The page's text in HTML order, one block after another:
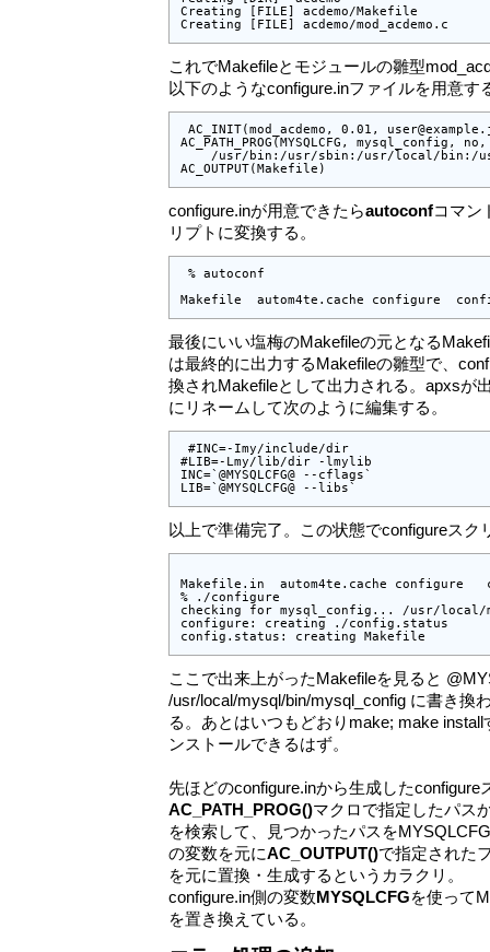
Creating [FILE] acdemo/Makefile
Creating [FILE] acdemo/mod_acdemo.c
これでMakefileとモジュールの雛型
以下のようなconfigure.inファイルを用意す
AC_INIT(mod_acdemo, 0.01,
AC_PATH_PROG(MYSQLCFG, mysql_config, no,
/usr/bin:/usr/sbin:/usr/local/bin:/
AC_OUTPUT(Makefile)
configure.inが用意できたらautoconfコマン
リプトに変換する。
% autoconf
Makefile  autom4te.cache configure
最後にいい塩梅のMakefileの元となる
は最終的に出力するMakefileの雛型で、
換されMakefileとして出力される。apxsが
にリネームして次のように編集する。
#INC=-Imy/include/dir
#LIB=-Lmy/lib/dir -lmylib
INC=`@MYSQLCFG@ --cflags`
LIB=`@MYSQLCFG@ --libs`
以上で準備完了。この状態でconfigureスク
Makefile.in  autom4te.cache configure
% ./configure
checking for mysql_config... /usr/local/
configure: creating ./config.status
config.status: creating Makefile
ここで出来上がったMakefileを見ると
/usr/local/mysql/bin/mysql_config に書き換
る。あとはいつもどおりmake; make
ンストールできるはず。
先ほどのconfigure.inから生成したconfigure
AC_PATH_PROG()マクロで指定したパス
を検索して、見つかったパスを
の変数を元にAC_OUTPUT()で指定された
を元に置換・生成するというカラクリ。
configure.in側の変数MYSQLCFGを使って
を置き換えている。